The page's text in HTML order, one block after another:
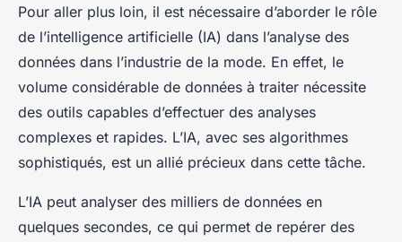
Pour aller plus loin, il est nécessaire d’aborder le rôle
de l’intelligence artificielle (IA) dans l’analyse des
données dans l’industrie de la mode. En effet, le
volume considérable de données à traiter nécessite
des outils capables d’effectuer des analyses
complexes et rapides. L’IA, avec ses algorithmes
sophistiqués, est un allié précieux dans cette tâche.
L’IA peut analyser des milliers de données en
quelques secondes, ce qui permet de repérer des